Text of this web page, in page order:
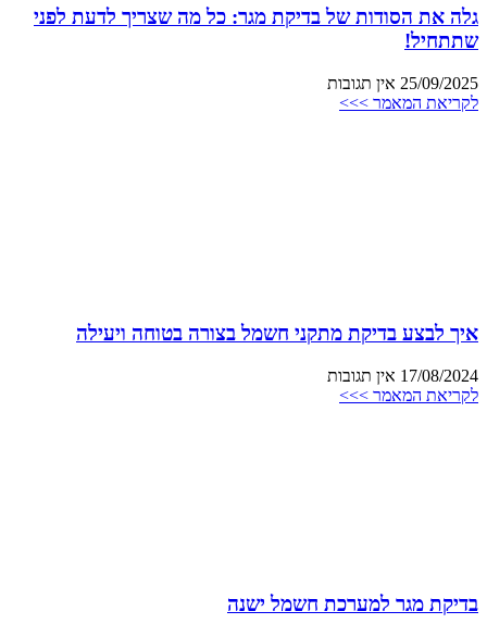
גלה את הסודות של בדיקת מגר: כל מה שצריך לדעת לפני
שתתחיל!
25/09/2025 אין תגובות
לקריאת המאמר >>>
איך לבצע בדיקת מתקני חשמל בצורה בטוחה ויעילה
17/08/2024 אין תגובות
לקריאת המאמר >>>
בדיקת מגר למערכת חשמל ישנה